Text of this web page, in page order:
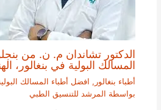
الدكتور تشاندان م. ن. من
المسالك البولية في بنغالور،
أطباء بنغالور , افضل أطباء المسالك البولية
بواسطة المرشد للتنسيق الطبي